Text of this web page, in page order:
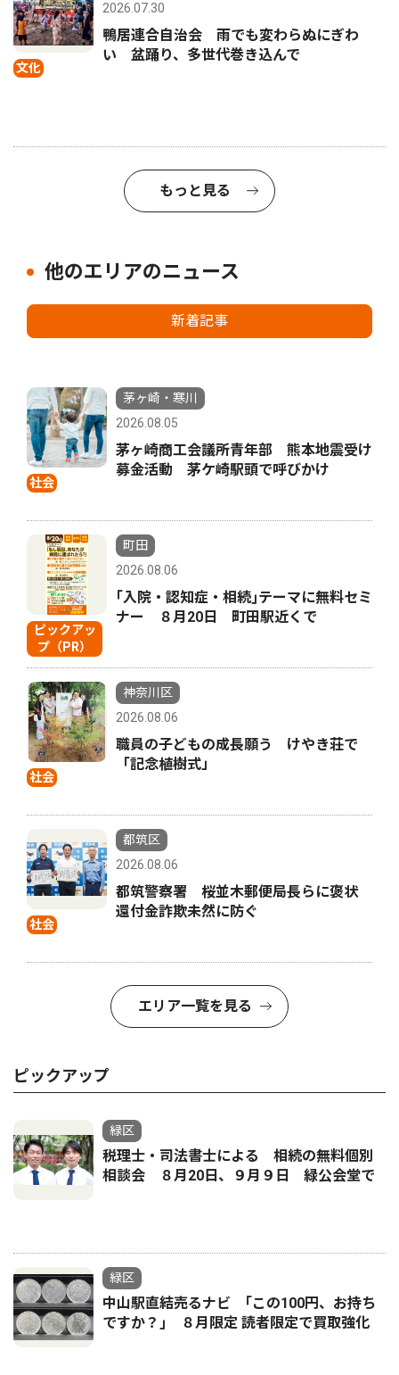
文化
2026.07.30
鴨居連合自治会 雨でも変わらぬにぎわ
い 盆踊り、多世代巻き込んで
もっと見る
他のエリアのニュース
新着記事
社会
茅ヶ崎・寒川
2026.08.05
茅ヶ崎商工会議所青年部 熊本地震受け
募金活動 茅ケ崎駅頭で呼びかけ
ピックアッ
プ（PR）
町田
2026.08.06
｢入院・認知症・相続｣テーマに無料セミ
ナー ８月20日 町田駅近くで
社会
神奈川区
2026.08.06
職員の子どもの成長願う けやき荘で
「記念植樹式」
社会
都筑区
2026.08.06
都筑警察署 桜並木郵便局長らに褒状
還付金詐欺未然に防ぐ
エリア一覧を見る
ピックアップ
緑区
税理士・司法書士による 相続の無料個別
相談会 ８月20日、９月９日 緑公会堂で
緑区
中山駅直結売るナビ ｢この100円、お持ち
ですか？｣ ８月限定 読者限定で買取強化